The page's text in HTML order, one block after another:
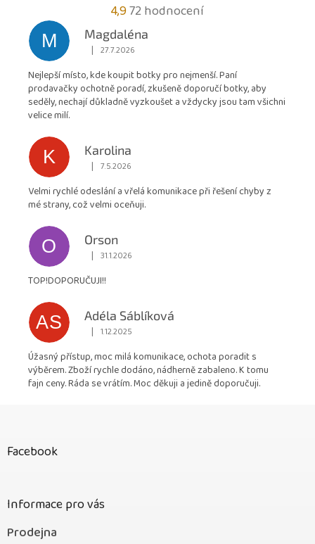
4,9Průměrné
hodnocení
obchodu
4,9
z
72 hodnocení
M
Magdaléna
Hodnocení obchodu je 5 z 5 hvězdiček.
| 27.7.2026
Nejlepší místo, kde koupit botky pro nejmenší. Paní
prodavačky ochotně poradí, zkušeně doporučí botky, aby
seděly, nechají důkladně vyzkoušet a vždycky jsou tam všichni
velice milí.
K
Karolina
Hodnocení obchodu je 5 z 5 hvězdiček.
| 7.5.2026
Velmi rychlé odeslání a vřelá komunikace při řešení chyby z
mé strany, což velmi oceňuji.
O
Orson
Hodnocení obchodu je 5 z 5 hvězdiček.
| 31.1.2026
TOP!DOPORUČUJI!!
AS
Adéla Sáblíková
Hodnocení obchodu je 5 z 5 hvězdiček.
| 1.12.2025
Úžasný přístup, moc milá komunikace, ochota poradit s
výběrem. Zboží rychle dodáno, nádherně zabaleno. K tomu
fajn ceny. Ráda se vrátím. Moc děkuji a jedině doporučuji.
Facebook
Informace pro vás
Prodejna